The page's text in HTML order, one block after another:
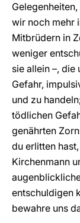
wir noch mehr
Mitbrüdern in
weniger
sie allein –,
Gefahr,
und zu
tödlichen
genährten
du erlitten
Kirchenmann
entschuldigen
bewahre uns